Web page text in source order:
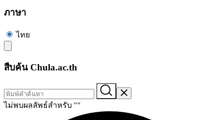
ภาษา
ไทย
สืบค้น Chula.ac.th
ไม่พบผลลัพธ์สำหรับ ""